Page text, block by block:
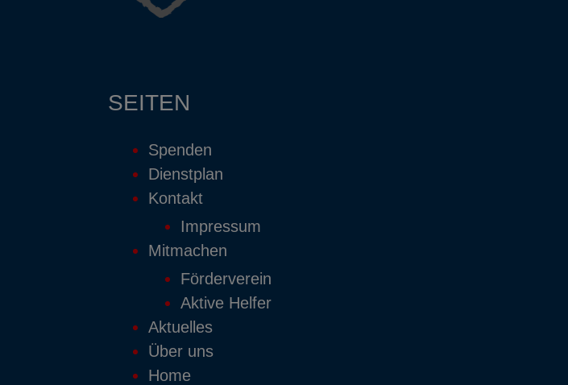
SEITEN
Spenden
Dienstplan
Kontakt
Impressum
Mitmachen
Förderverein
Aktive Helfer
Aktuelles
Über uns
Home